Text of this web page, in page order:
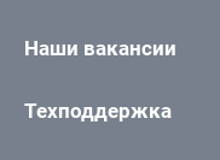
Наши вакансии
Техподдержка